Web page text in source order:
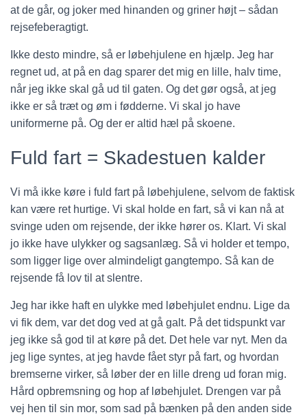
at de går, og joker med hinanden og griner højt – sådan
rejsefeberagtigt.
Ikke desto mindre, så er løbehjulene en hjælp. Jeg har
regnet ud, at på en dag sparer det mig en lille, halv time,
når jeg ikke skal gå ud til gaten. Og det gør også, at jeg
ikke er så træt og øm i fødderne. Vi skal jo have
uniformerne på. Og der er altid hæl på skoene.
Fuld fart = Skadestuen kalder
Vi må ikke køre i fuld fart på løbehjulene, selvom de faktisk
kan være ret hurtige. Vi skal holde en fart, så vi kan nå at
svinge uden om rejsende, der ikke hører os. Klart. Vi skal
jo ikke have ulykker og sagsanlæg. Så vi holder et tempo,
som ligger lige over almindeligt gangtempo. Så kan de
rejsende få lov til at slentre.
Jeg har ikke haft en ulykke med løbehjulet endnu. Lige da
vi fik dem, var det dog ved at gå galt. På det tidspunkt var
jeg ikke så god til at køre på det. Det hele var nyt. Men da
jeg lige syntes, at jeg havde fået styr på fart, og hvordan
bremserne virker, så løber der en lille dreng ud foran mig.
Hård opbremsning og hop af løbehjulet. Drengen var på
vej hen til sin mor, som sad på bænken på den anden side